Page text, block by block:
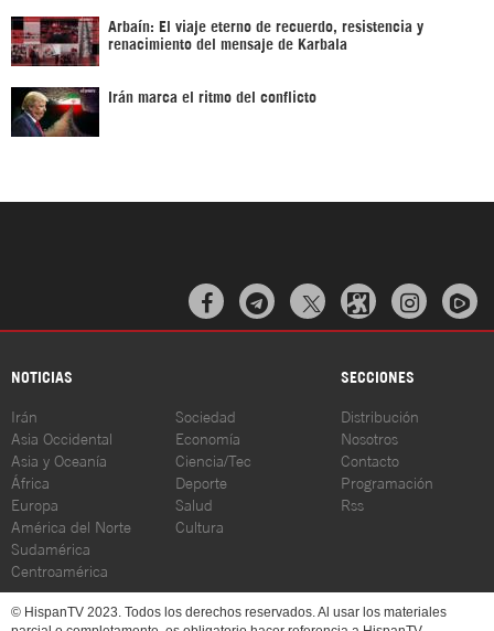
Arbaín: El viaje eterno de recuerdo, resistencia y
renacimiento del mensaje de Karbala
Irán marca el ritmo del conflicto
  
NOTICIAS SECCIONES
Irán
Asia Occidental
Asia y Oceanía
África
Europa
América del Norte
Sudamérica
Centroamérica
Sociedad
Economía
Ciencia/Tec
Deporte
Salud
Cultura
Distribución
Nosotros
Contacto
Programación
Rss
© HispanTV 2023. Todos los derechos reservados. Al usar los materiales